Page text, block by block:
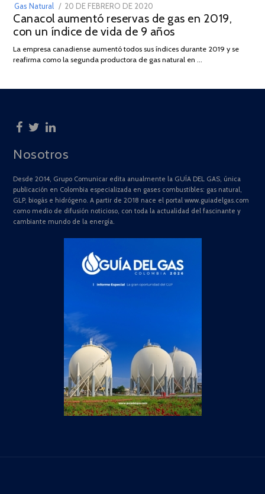
Gas Natural
POSTED
ON
20 DE FEBRERO DE 2020
DE
JULIO
2025
Canacol aumentó reservas de gas en 2019,
con un índice de vida de 9 años
La empresa canadiense aumentó todos sus índices durante 2019 y se
reafirma como la segunda productora de gas natural en …
Nosotros
Desde 2014, Grupo Comunicar edita anualmente la GUÍA DEL GAS, única
publicación en Colombia especializada en gases combustibles: gas natural,
GLP, biogás e hidrógeno. A partir de 2018 nace el portal www.guiadelgas.com
como medio de difusión noticioso, con toda la actualidad del fascinante y
cambiante mundo de la energía.